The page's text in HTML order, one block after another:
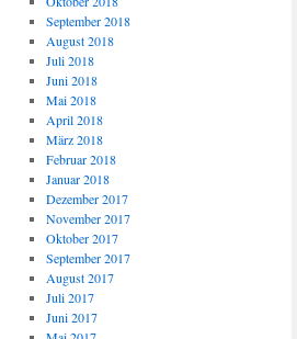
September 2018
August 2018
Juli 2018
Juni 2018
Mai 2018
April 2018
März 2018
Februar 2018
Januar 2018
Dezember 2017
November 2017
Oktober 2017
September 2017
August 2017
Juli 2017
Juni 2017